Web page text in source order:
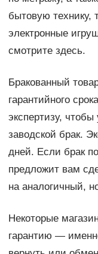
бытовую
электронные
смотрите здесь.
Бракованный
гарантийного
экспертизу,
заводской брак.
дней. Если брак
предложит вам
на аналогичный,
Некоторые
гарантию —